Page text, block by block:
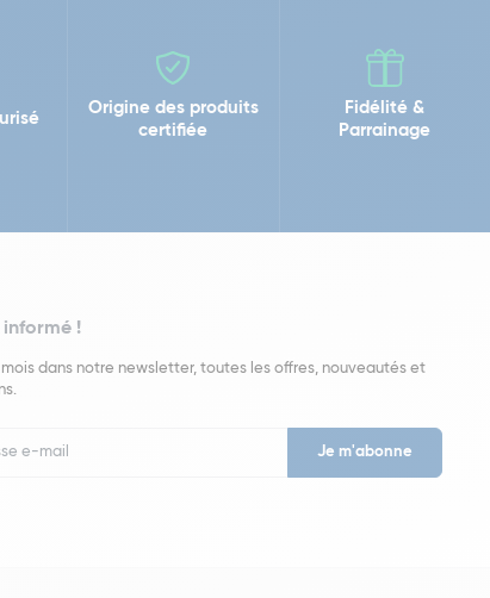
Origine des produits
certifiée
Fidélité &
Parrainage
informé !
dans notre newsletter, toutes les offres, nouveautés et